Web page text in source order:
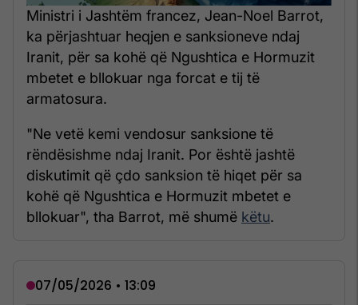
Ministri i Jashtëm francez, Jean-Noel Barrot,
ka përjashtuar heqjen e sanksioneve ndaj
Iranit, për sa kohë që Ngushtica e Hormuzit
mbetet e bllokuar nga forcat e tij të
armatosura.
"Ne vetë kemi vendosur sanksione të
rëndësishme ndaj Iranit. Por është jashtë
diskutimit që çdo sanksion të hiqet për sa
kohë që Ngushtica e Hormuzit mbetet e
bllokuar", tha Barrot, më shumë këtu.
07/05/2026 • 13:09